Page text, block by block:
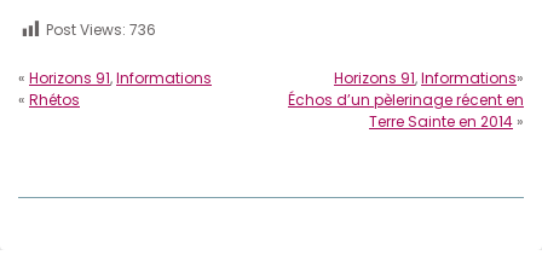
Post Views: 736
« Horizons 91,Informations
« Rhétos
Horizons 91,Informations»
Échos d’un pèlerinage récent en
Terre Sainte en 2014 »